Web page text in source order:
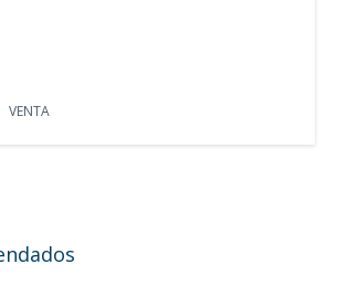
VENTAa reformar con terreno en